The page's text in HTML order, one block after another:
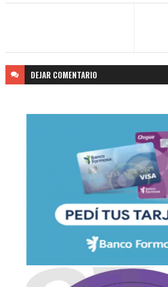
DEJAR COMENTARIO